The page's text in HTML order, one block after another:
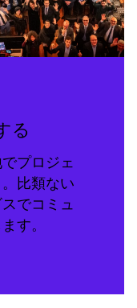
る
プロジェ
比類ない
でコミュ
す。